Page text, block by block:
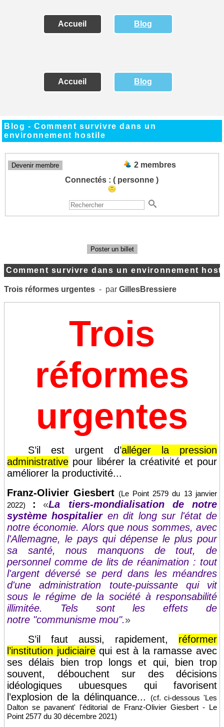
Accueil Blog
Accueil Blog
Blog - Comment survivre dans un
environnement hostile
Devenir membre
2 membres
Connectés : ( personne )
Poster un billet
Comment survivre dans un environnement
Trois réformes urgentes - par GillesBressiere
Trois
réformes
urgentes
S’il est urgent d’alléger la pression
administrative pour libérer la créativité et pour
améliorer la productivité...
Franz-Olivier Giesbert (Le Point 2579 du 13 janvier
2022)
: «La tiers-mondialisation de notre
système hospitalieren dit long sur l'état de
notre économie. Alors que nous sommes, avec
l'Allemagne, le pays qui dépense le plus pour
sa santé, nous manquons de tout, de
personnel comme de lits de réanimation : tout
l'argent déversé se perd dans les méandres
d'une administration toute-puissante qui vit
sous le régime de la société à responsabilité
illimitée. Tels sont les effets de
notre "communisme mou".»
S’il faut aussi, rapidement, réformer
l’institution judiciairequi est à la ramasse avec
ses délais bien trop longs et qui, bien trop
souvent, débouchent sur des décisions
idéologiques ubuesques qui favorisent
l’explosion de la délinquance...
(cf. ci-dessous 'Les
Dalton se pavanent' l'éditorial de Franz-Olivier Giesbert - Le
Point 2577 du 30 décembre 2021)